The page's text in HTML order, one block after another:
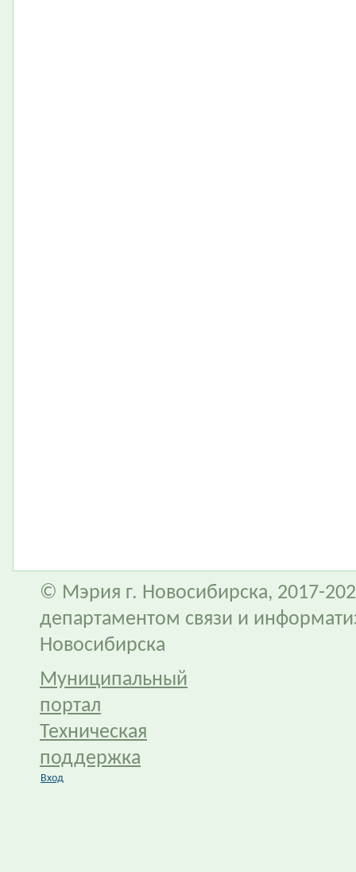
© Мэрия г. Новосибирска, 2017-
департаментом связи и
Новосибирска
Муниципальный
портал
Техническая
поддержка
Вход